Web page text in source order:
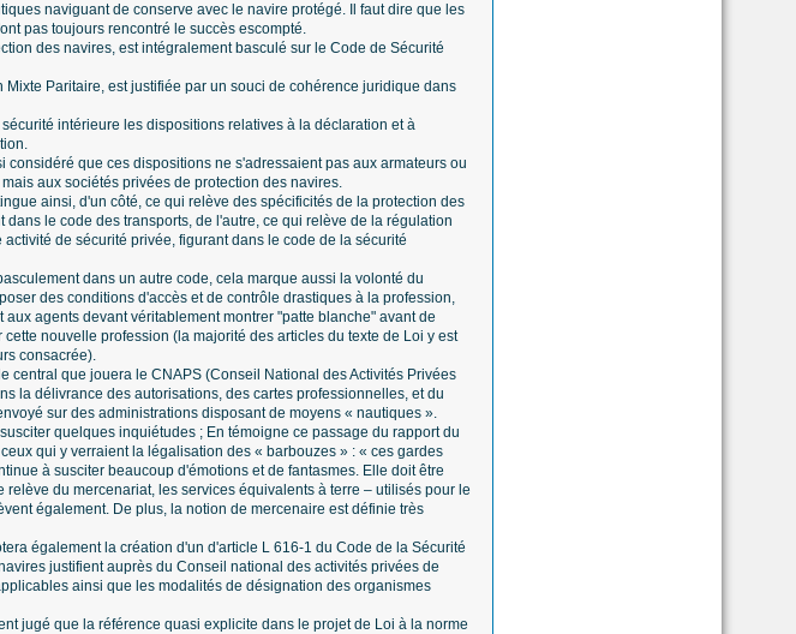
naviguant de conserve avec le navire protégé. Il faut dire que les
pas toujours rencontré le succès escompté.
des navires, est intégralement basculé sur le Code de Sécurité
Paritaire, est justifiée par un souci de cohérence juridique dans
intérieure les dispositions relatives à la déclaration et à
considéré que ces dispositions ne s'adressaient pas aux armateurs ou
aux sociétés privées de protection des navires.
ainsi, d'un côté, ce qui relève des spécificités de la protection des
dans le code des transports, de l'autre, ce qui relève de la régulation
activité de sécurité privée, figurant dans le code de la sécurité
dans un autre code, cela marque aussi la volonté du
des conditions d'accès et de contrôle drastiques à la profession,
aux agents devant véritablement montrer "patte blanche" avant de
cette nouvelle profession (la majorité des articles du texte de Loi y est
consacrée).
central que jouera le CNAPS (Conseil National des Activités Privées
la délivrance des autorisations, des cartes professionnelles, et du
sur des administrations disposant de moyens « nautiques ».
quelques inquiétudes ; En témoigne ce passage du rapport du
qui y verraient la légalisation des « barbouzes » : « ces gardes
à susciter beaucoup d'émotions et de fantasmes. Elle doit être
du mercenariat, les services équivalents à terre – utilisés pour le
également. De plus, la notion de mercenaire est définie très
également la création d'un d'article L 616-1 du Code de la Sécurité
justifient auprès du Conseil national des activités privées de
ainsi que les modalités de désignation des organismes
jugé que la référence quasi explicite dans le projet de Loi à la norme